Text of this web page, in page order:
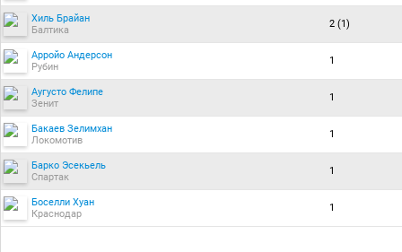
Хиль Брайан
Балтика
2 (1)
Арройо Андерсон
Рубин
1
Аугусто Фелипе
Зенит
1
Бакаев Зелимхан
Локомотив
1
Барко Эсекьель
Спартак
1
Боселли Хуан
Краснодар
1